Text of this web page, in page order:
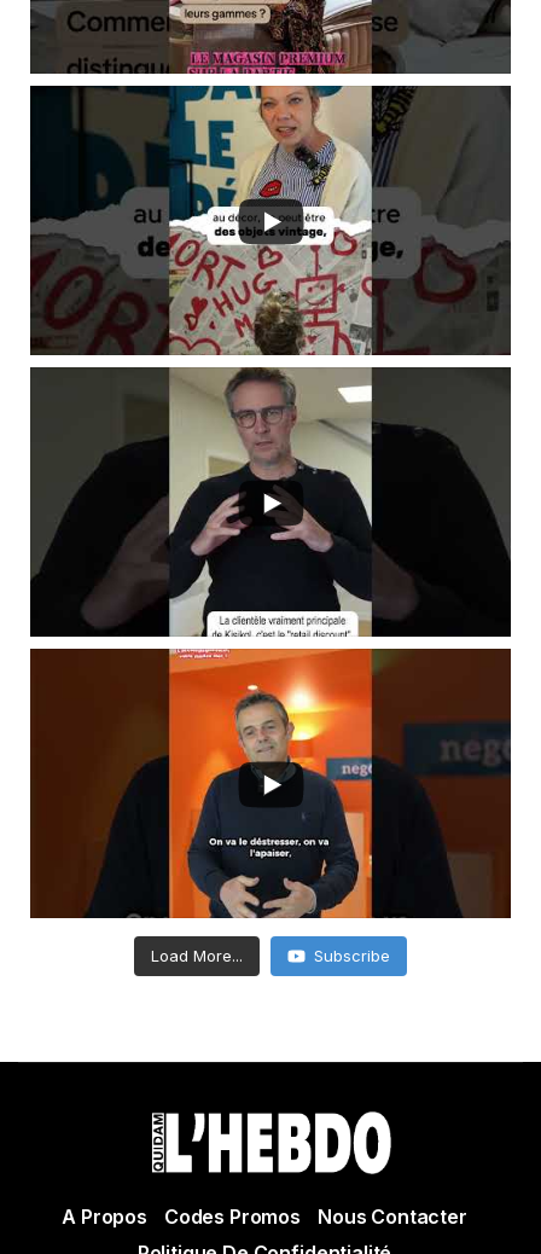
Load More... Subscribe
A Propos Codes Promos
Nous Contacter